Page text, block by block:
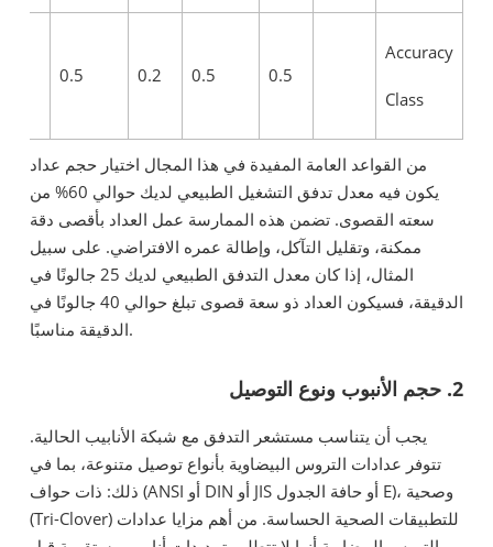
Accuracy
Class
0.5
0.5
0.2
0.5
من القواعد العامة المفيدة في هذا المجال اختيار حجم عداد
يكون فيه معدل تدفق التشغيل الطبيعي لديك حوالي 60% من
سعته القصوى. تضمن هذه الممارسة عمل العداد بأقصى دقة
ممكنة، وتقليل التآكل، وإطالة عمره الافتراضي. على سبيل
المثال، إذا كان معدل التدفق الطبيعي لديك 25 جالونًا في
الدقيقة، فسيكون العداد ذو سعة قصوى تبلغ حوالي 40 جالونًا في
الدقيقة مناسبًا.
2. حجم الأنبوب ونوع التوصيل
يجب أن يتناسب مستشعر التدفق مع شبكة الأنابيب الحالية.
تتوفر عدادات التروس البيضاوية بأنواع توصيل متنوعة، بما في
ذلك: ذات حواف (ANSI أو DIN أو JIS أو حافة الجدول E)، وصحية
(Tri-Clover) للتطبيقات الصحية الحساسة. من أهم مزايا عدادات